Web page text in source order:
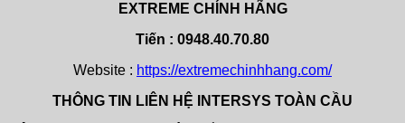
EXTREME CHÍNH HÃNG
Tiến : 0948.40.70.80
Website : https://extremechinhhang.com/
THÔNG TIN LIÊN HỆ INTERSYS TOÀN CẦU